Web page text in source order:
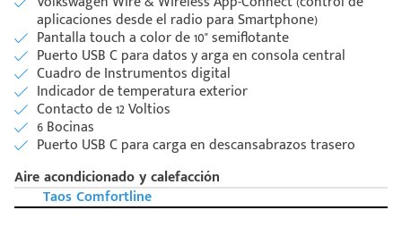
aplicaciones desde el radio para Smartphone)
Pantalla touch a color de 10" semiflotante
Puerto USB C para datos y arga en consola central
Cuadro de Instrumentos digital
Indicador de temperatura exterior
Contacto de 12 Voltios
6 Bocinas
Puerto USB C para carga en descansabrazos trasero
Aire acondicionado y calefacción
Taos Comfortline